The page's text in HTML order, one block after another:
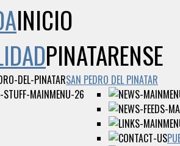
INICIO
PINATARENSE
SAN PEDRO DEL PINATAR